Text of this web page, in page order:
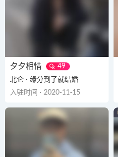
夕夕相惜
49
北仑 · 缘分到了就结婚
入驻时间 · 2020-11-15